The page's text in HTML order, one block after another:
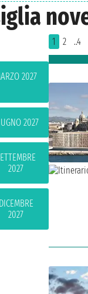
2027
2027
2027
DICEMBRE
2027
1 2 ..4